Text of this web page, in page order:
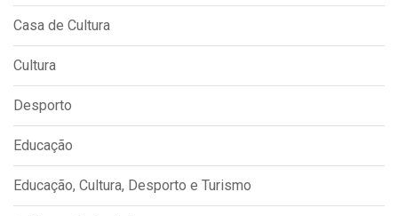
Casa de Cultura
Cultura
Desporto
Educação
Educação, Cultura, Desporto e Turismo